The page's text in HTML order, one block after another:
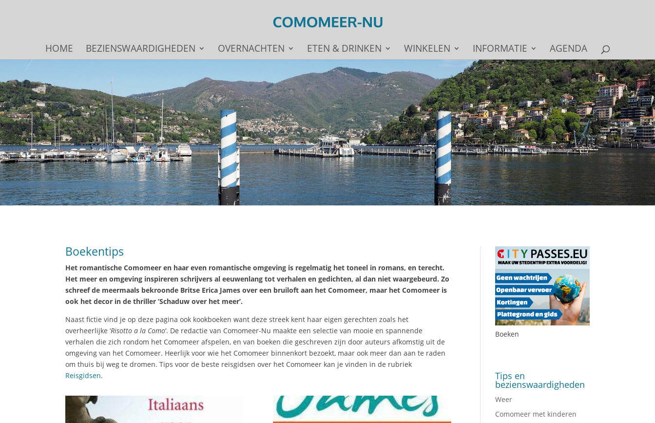
HOME BEZIENSWAARDIGHEDEN OVERNACHTEN ETEN & DRINKEN WINKELEN INFORMATIE AGENDA
Boekentips
Het romantische Comomeer en haar even romantische omgeving is regelmatig het toneel in romans, en terecht.
Het meer en omgeving inspireren schrijvers al eeuwenlang tot verhalen en gedichten, al dan niet waargebeurd. Zo
schreef de meermaals bekroonde Britse Erica James over een bruiloft aan het Comomeer, maar het Comomeer is
ook het decor in de thriller ’Schaduw over het meer’.
Naast fictie vind je op deze pagina ook kookboeken want deze streek kent haar eigen gerechten zoals het
overheerlijke ‘Risotto a la Como‘. De redactie van Comomeer-Nu maakte een selectie van mooie en spannende
verhalen die zich rondom het Comomeer afspelen, en van boeken die geschreven zijn door auteurs afkomstig uit de
omgeving van het Comomeer. Heerlijk voor wie het Comomeer binnenkort bezoekt, maar ook meer dan aan te raden
om thuis bij weg te dromen. Tips voor de beste reisgidsen over het Comomeer kan je vinden in de rubriek
Reisgidsen.
Boeken
Tips en
bezienswaardigheden
Weer
Comomeer met kinderen